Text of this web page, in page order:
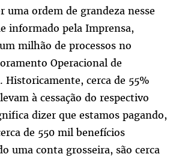
uma ordem de grandeza nesse
informado pela Imprensa,
milhão de processos no
Operacional de
Historicamente, cerca de 55%
à cessação do respectivo
dizer que estamos pagando,
de 550 mil benefícios
uma conta grosseira, são cerca